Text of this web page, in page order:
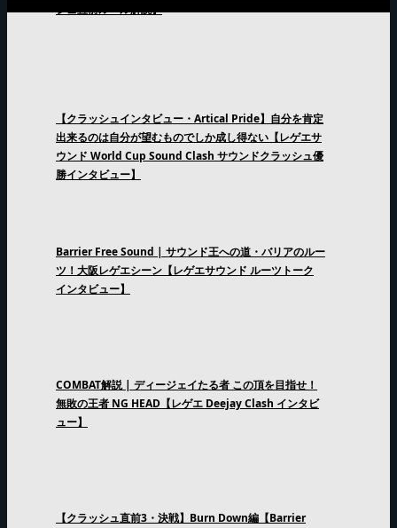
シュ直前ルール解説】
【クラッシュインタビュー・Artical Pride】自分を肯定
出来るのは自分が望むものでしか成し得ない【レゲエサ
ウンド World Cup Sound Clash サウンドクラッシュ優
勝インタビュー】
Barrier Free Sound | サウンド王への道・バリアのルー
ツ！大阪レゲエシーン【レゲエサウンド ルーツトーク
インタビュー】
COMBAT解説 | ディージェイたる者 この頂を目指せ！
無敗の王者 NG HEAD【レゲエ Deejay Clash インタビ
ュー】
【クラッシュ直前3・決戦】Burn Down編【Barrier